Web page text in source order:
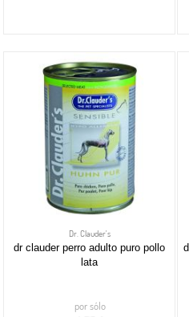
Dr. Clauder's
dr clauder perro adulto puro pollo
lata
por sólo